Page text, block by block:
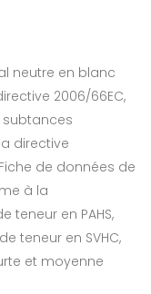
neutre en blanc
2006/66EC,
subtances
directive
de données de
à la
teneur en PAHS,
teneur en SVHC,
et moyenne